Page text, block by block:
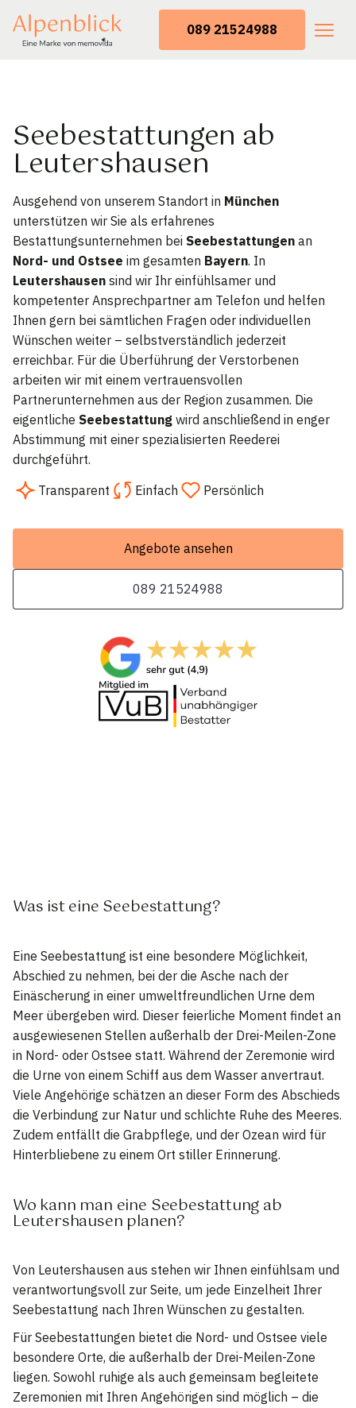
089 21524988
Seebestattungen ab
Leutershausen
Ausgehend von unserem Standort in München
unterstützen wir Sie als erfahrenes
Bestattungsunternehmen bei Seebestattungen an
Nord- und Ostsee im gesamten Bayern. In
Leutershausen sind wir Ihr einfühlsamer und
kompetenter Ansprechpartner am Telefon und helfen
Ihnen gern bei sämtlichen Fragen oder individuellen
Wünschen weiter – selbstverständlich jederzeit
erreichbar. Für die Überführung der Verstorbenen
arbeiten wir mit einem vertrauensvollen
Partnerunternehmen aus der Region zusammen. Die
eigentliche Seebestattung wird anschließend in enger
Abstimmung mit einer spezialisierten Reederei
durchgeführt.
Transparent
Einfach Persönlich
Angebote ansehen
089 21524988
Was ist eine Seebestattung?
Eine Seebestattung ist eine besondere Möglichkeit,
Abschied zu nehmen, bei der die Asche nach der
Einäscherung in einer umweltfreundlichen Urne dem
Meer übergeben wird. Dieser feierliche Moment findet an
ausgewiesenen Stellen außerhalb der Drei-Meilen-Zone
in Nord- oder Ostsee statt. Während der Zeremonie wird
die Urne von einem Schiff aus dem Wasser anvertraut.
Viele Angehörige schätzen an dieser Form des Abschieds
die Verbindung zur Natur und schlichte Ruhe des Meeres.
Zudem entfällt die Grabpflege, und der Ozean wird für
Hinterbliebene zu einem Ort stiller Erinnerung.
Wo kann man eine Seebestattung ab
Leutershausen planen?
Von Leutershausen aus stehen wir Ihnen einfühlsam und
verantwortungsvoll zur Seite, um jede Einzelheit Ihrer
Seebestattung nach Ihren Wünschen zu gestalten.
Für Seebestattungen bietet die Nord- und Ostsee viele
besondere Orte, die außerhalb der Drei-Meilen-Zone
liegen. Sowohl ruhige als auch gemeinsam begleitete
Zeremonien mit Ihren Angehörigen sind möglich – die